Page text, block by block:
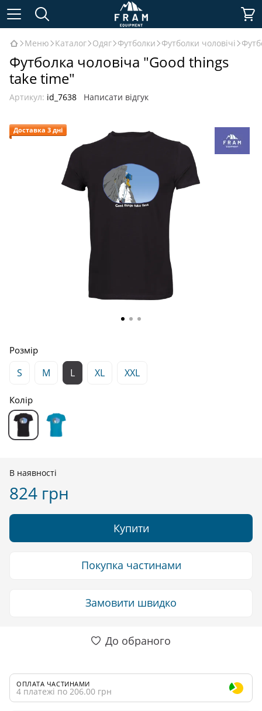
Меню Каталог Одяг Футболки Футболки чоловічі
Футболка чоловіча "Good things
take time"
Артикул: id_7638 Написати відгук
Доставка 3 дні
Розмір
S M L XL XXL
Колір
В наявності
824 грн
Купити
Покупка частинами
Замовити швидко
До обраного
ОПЛАТА ЧАСТИНАМИ
4 платежі по 206.00 грн